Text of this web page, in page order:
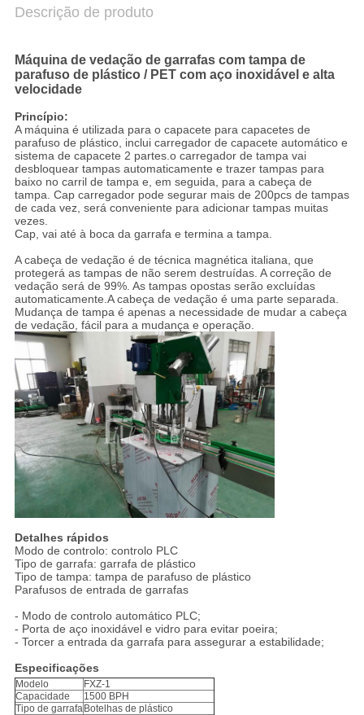
Descrição de produto
Máquina de vedação de garrafas com tampa de
parafuso de plástico / PET com aço inoxidável e alta
velocidade
Princípio:
A máquina é utilizada para o capacete para capacetes de
parafuso de plástico, inclui carregador de capacete automático e
sistema de capacete 2 partes.o carregador de tampa vai
desbloquear tampas automaticamente e trazer tampas para
baixo no carril de tampa e, em seguida, para a cabeça de
tampa. Cap carregador pode segurar mais de 200pcs de tampas
de cada vez, será conveniente para adicionar tampas muitas
vezes.
Cap, vai até à boca da garrafa e termina a tampa.
A cabeça de vedação é de técnica magnética italiana, que
protegerá as tampas de não serem destruídas. A correção de
vedação será de 99%. As tampas opostas serão excluídas
automaticamente.A cabeça de vedação é uma parte separada.
Mudança de tampa é apenas a necessidade de mudar a cabeça
de vedação, fácil para a mudança e operação.
Detalhes rápidos
Modo de controlo: controlo PLC
Tipo de garrafa: garrafa de plástico
Tipo de tampa: tampa de parafuso de plástico
Parafusos de entrada de garrafas
- Modo de controlo automático PLC;
- Porta de aço inoxidável e vidro para evitar poeira;
- Torcer a entrada da garrafa para assegurar a estabilidade;
Especificações
Modelo
FXZ-1
Capacidade
1500 BPH
Tipo de garrafa Botelhas de plástico